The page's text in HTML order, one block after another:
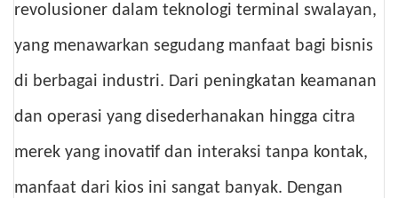
revolusioner dalam teknologi terminal swalayan,
yang menawarkan segudang manfaat bagi bisnis
di berbagai industri. Dari peningkatan keamanan
dan operasi yang disederhanakan hingga citra
merek yang inovatif dan interaksi tanpa kontak,
manfaat dari kios ini sangat banyak. Dengan